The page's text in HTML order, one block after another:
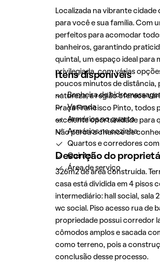
Localizada na vibrante cidade
para você e sua família. Com
perfeitos para acomodar
banheiros, garantindo
quintal, um espaço ideal para
privilegiada, com várias
poucos minutos de distância,
natureza, a região oferece
Praça Francisco Pinto, todos
excelente oportunidade para
Não perca a chance de
Descrição do
326m2 de área construída.
casa está dividida em 4 pisos
intermediário: hall social, sala
wc social. Piso acesso rua de
propriedade possui corredor
cômodos amplos e sacada
como terreno, pois a
conclusão desse processo.
Itens disponíveis
Banheira de
Varanda
Armários no quarto
Armários na cozinha
Quartos e corredores
Quintal
Área de serviço